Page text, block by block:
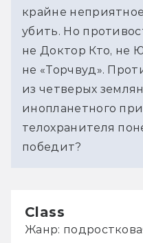
крайне
убить. Но
не Доктор Кто, не
не «Торчвуд».
из четверых
инопланетного
телохранителя
победит?
Class
Жанр: